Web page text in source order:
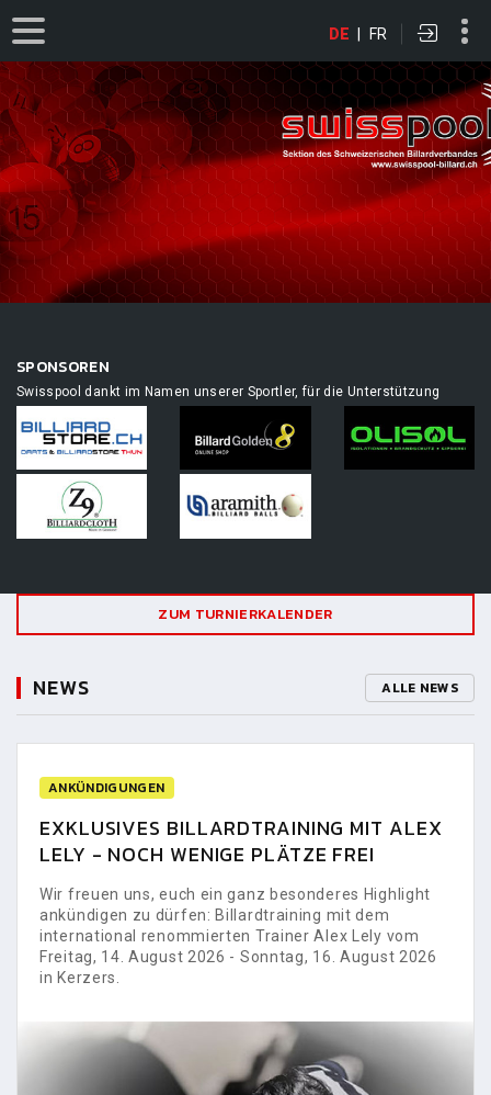
DE | FR
SPONSOREN
Swisspool dankt im Namen unserer Sportler, für die Unterstützung
ZUM TURNIERKALENDER
NEWS ALLE NEWS
ANKÜNDIGUNGEN
EXKLUSIVES BILLARDTRAINING MIT ALEX
LELY - NOCH WENIGE PLÄTZE FREI
Wir freuen uns, euch ein ganz besonderes Highlight
ankündigen zu dürfen: Billardtraining mit dem
international renommierten Trainer Alex Lely vom
Freitag, 14. August 2026 - Sonntag, 16. August 2026
in Kerzers.